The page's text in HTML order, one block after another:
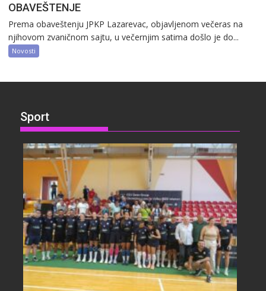
OBAVEŠTENJE
Prema obaveštenju JPKP Lazarevac, objavljenom večeras na
njihovom zvaničnom sajtu, u večernjim satima došlo je do...
Novosti
Sport